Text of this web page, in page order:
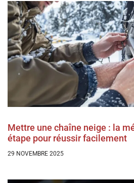
Mettre une chaîne neige : la
étape pour réussir facilement
29 NOVEMBRE 2025